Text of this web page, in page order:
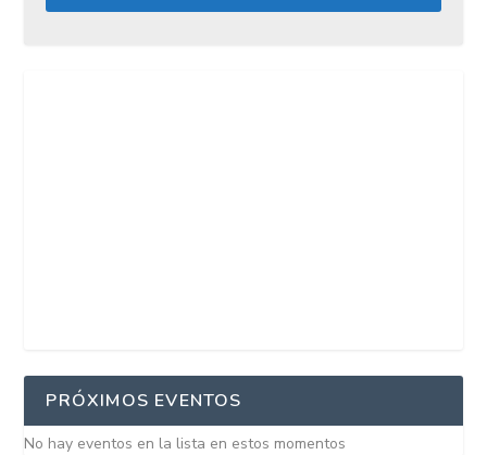
PRÓXIMOS EVENTOS
No hay eventos en la lista en estos momentos